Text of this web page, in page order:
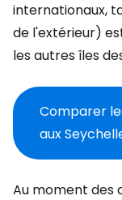
internationaux,
de l'extérieur)
les autres îles
Comparer
aux
Au moment des